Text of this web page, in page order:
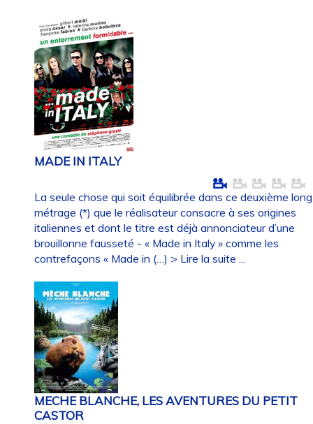
MADE IN ITALY
La seule chose qui soit équilibrée dans ce deuxième long
métrage (*) que le réalisateur consacre à ses origines
italiennes et dont le titre est déjà annonciateur d’une
brouillonne fausseté - « Made in Italy » comme les
contrefaçons « Made in (…) > Lire la suite ...
MECHE BLANCHE, LES AVENTURES DU PETIT
CASTOR